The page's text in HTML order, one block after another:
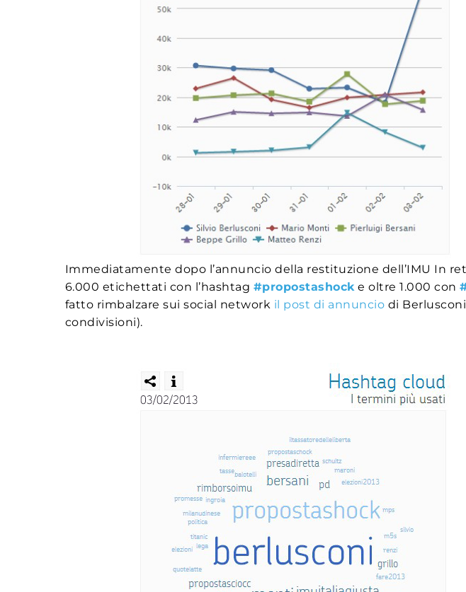
Immediatamente dopo l’annuncio della restituzione dell’IMU In
6.000 etichettati con l’hashtag #propostashocke oltre 1.000 con
fatto rimbalzare sui social network il post di annuncio di
condivisioni).